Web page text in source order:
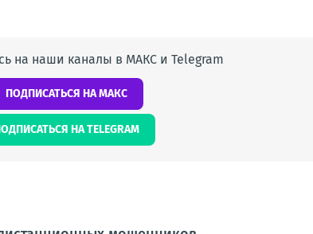
на наши каналы в МАКС и Telegram
ПОДПИСАТЬСЯ НА МАКС
НА TELEGRAM